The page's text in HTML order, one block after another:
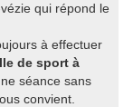
qui répond le
à effectuer
de sport à
séance sans
convient.